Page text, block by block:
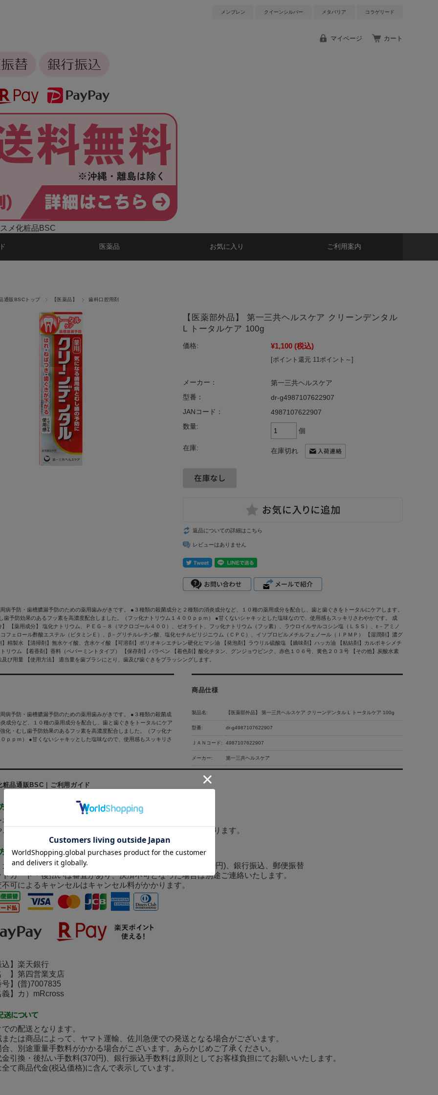
メンブレン クイーンシルバー メタバリア コラゲリード
マイページ カート
メ化粧品BSC
医薬品 お気に入り ご利用案内
通販BSCトップ 【医薬品】 歯科口腔用剤
【医薬部外品】 第一三共ヘルスケア クリーンデンタル
L トータルケア 100g
価格: ¥1,100 (税込)
[ポイント還元 11ポイント～]
メーカー：
第一三共ヘルスケア
型番：
dr-g4987107622907
JANコード：
4987107622907
数量:
個
在庫: 在庫切れ
返品についての詳細はこちら
レビューはありません
病予防・歯槽膿漏予防のための薬用歯みがきです。 ●３種類の殺菌成分と２種類の消炎成分など、１０種の薬用成分を配合し、歯と歯ぐきをトータルにケアします。
歯予防効果のあるフッ素を高濃度配合しました。（フッ化ナトリウム１４００ｐｐｍ） ●甘くないシャキッとした塩味なので、使用感もスッキリさわやかです。 成
】 【薬用成分】 塩化ナトリウム、ＰＥＧ－８（マクロゴール４００）、ゼオライト、フッ化ナトリウム（フッ素）、ラウロイルサルコシン塩（ＬＳＳ）、ε－アミノ
フェロール酢酸エステル（ビタミンＥ）、β－グリチルレチン酸、塩化セチルピリジニウム（ＣＰＣ）、イソプロピルメチルフェノール（ＩＰＭＰ） 【湿潤剤】濃グ
】精製水 【清掃剤】無水ケイ酸、含水ケイ酸 【可溶剤】ポリオキシエチレン硬化ヒマシ油 【発泡剤】ラウリル硫酸塩 【嬌味剤】ハッカ油 【粘結剤】カルボキシメチ
リウム 【着香剤】香料（ペパーミントタイプ） 【保存剤】パラベン 【着色剤】酸化チタン、グンジョウピンク、赤色１０６号、黄色２０３号 【その他】炭酸水素
び用量 【使用方法】 適当量を歯ブラシにとり、歯及び歯ぐきをブラッシングします。
病予防・歯槽膿漏予防のための薬用歯みがきです。 ●３種類の殺菌成
成分など、１０種の薬用成分を配合し、歯と歯ぐきをトータルにケア
化・むし歯予防効果のあるフッ素を高濃度配合しました。（フッ化ナ
ｐｐｍ） ●甘くないシャキッとした塩味なので、使用感もスッキリさ
商品仕様
製品名: 【医薬部外品】 第一三共ヘルスケア クリーンデンタル L トータルケア 100g
型番: dr-g4987107622907
ＪＡＮコード: 4987107622907
メーカー: 第一三共ヘルスケア
粧品通販BSC｜ご利用ガイド
ットにて24時間受け付けております。
質問メールの対応は、土日祝日を除く平日のみの対応となります。
ード決済、代金引換(手数料370円)、後払い決済(手数料370円)、銀行振込、郵便振替
カード・後払いは審査があり、決済不可となった場合は別途ご連絡いたします。
可によるキャンセルはキャンセル料がかかります。
】楽天銀行
第四営業支店
】(普)7007835
】カ）mRcross
の配送となります。
たは商品によって、ヤマト運輸、佐川急便での発送となる場合がございます。
、別途重量手数料がかかる場合がこざいます。あらかじめご了承ください。
引換・後払い手数料(370円)、銀行振込手数料は原則としてお客様負担にてお願いいたします。
て商品代金(税込価格)に含んで表示しています。